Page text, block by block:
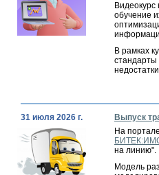
Видеокурс
обучение
В рамках
стандарты
31 июля 2026 г.
Выпуск
На
на линию".
Модель